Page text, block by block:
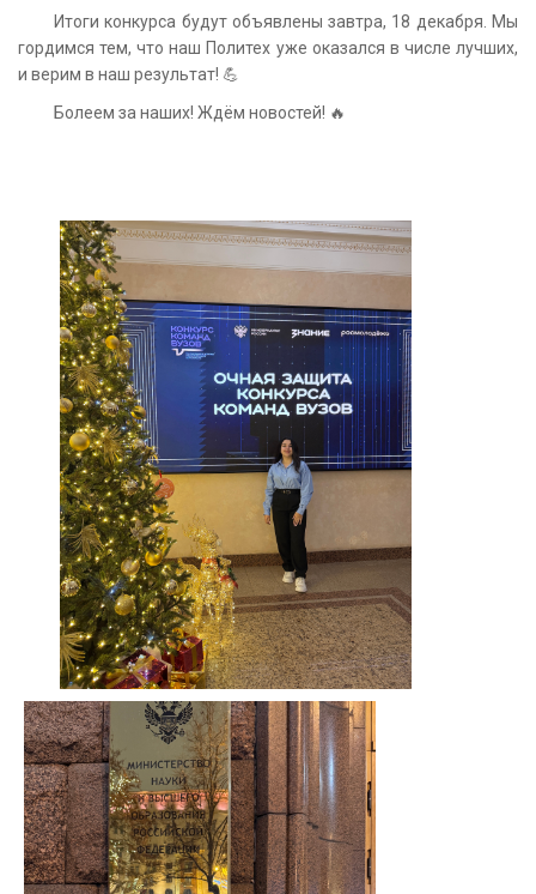
Итоги конкурса будут объявлены завтра, 18 декабря. Мы
гордимся тем, что наш Политех уже оказался в числе лучших,
и верим в наш результат! 💪
Болеем за наших! Ждём новостей! 🔥